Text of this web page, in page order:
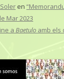
en
Mar 2023
a Baetulo amb els